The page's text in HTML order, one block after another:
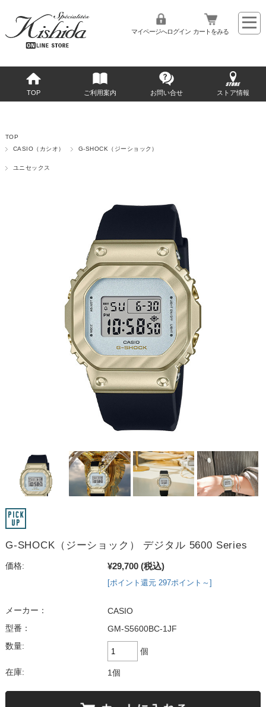
マイページへログイン カートをみる
TOP ご利用案内 お問い合せ ストア情報
TOP
CASIO（カシオ）
G-SHOCK（ジーショック）
ユニセックス
G-SHOCK（ジーショック） デジタル 5600 Series
価格: ¥29,700 (税込)
[ポイント還元 297ポイント～]
メーカー：
CASIO
型番：
GM-S5600BC-1JF
数量:
個
在庫: 1個